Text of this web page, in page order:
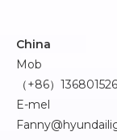
China
Mob
（+86）
E-mel